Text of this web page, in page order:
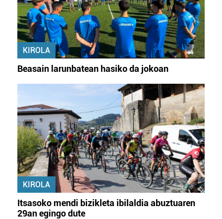
KIROLA
Beasain larunbatean hasiko da jokoan
KIROLA
Itsasoko mendi bizikleta ibilaldia abuztuaren
29an egingo dute